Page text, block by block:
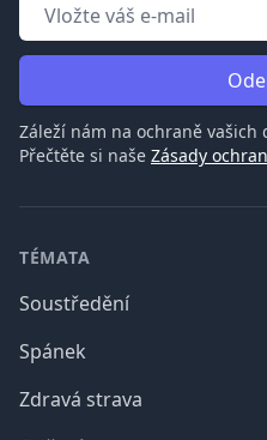
Záleží nám na ochraně vašich
Přečtěte si naše Zásady
TÉMATA
Soustředění
Spánek
Zdravá strava